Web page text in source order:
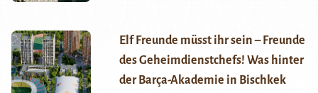
Elf Freunde müsst ihr sein – Freunde
des Geheimdienstchefs! Was hinter
der Barça-Akademie in Bischkek